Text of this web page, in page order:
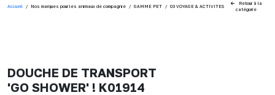
Accueil / Nos marques pour les animaux de compagnie / GAMME PET / 03 VOYAGE & ACTIVITES DOUCHE DE
Retour à la
catégorie
DOUCHE DE TRANSPORT
'GO SHOWER' ! K01914